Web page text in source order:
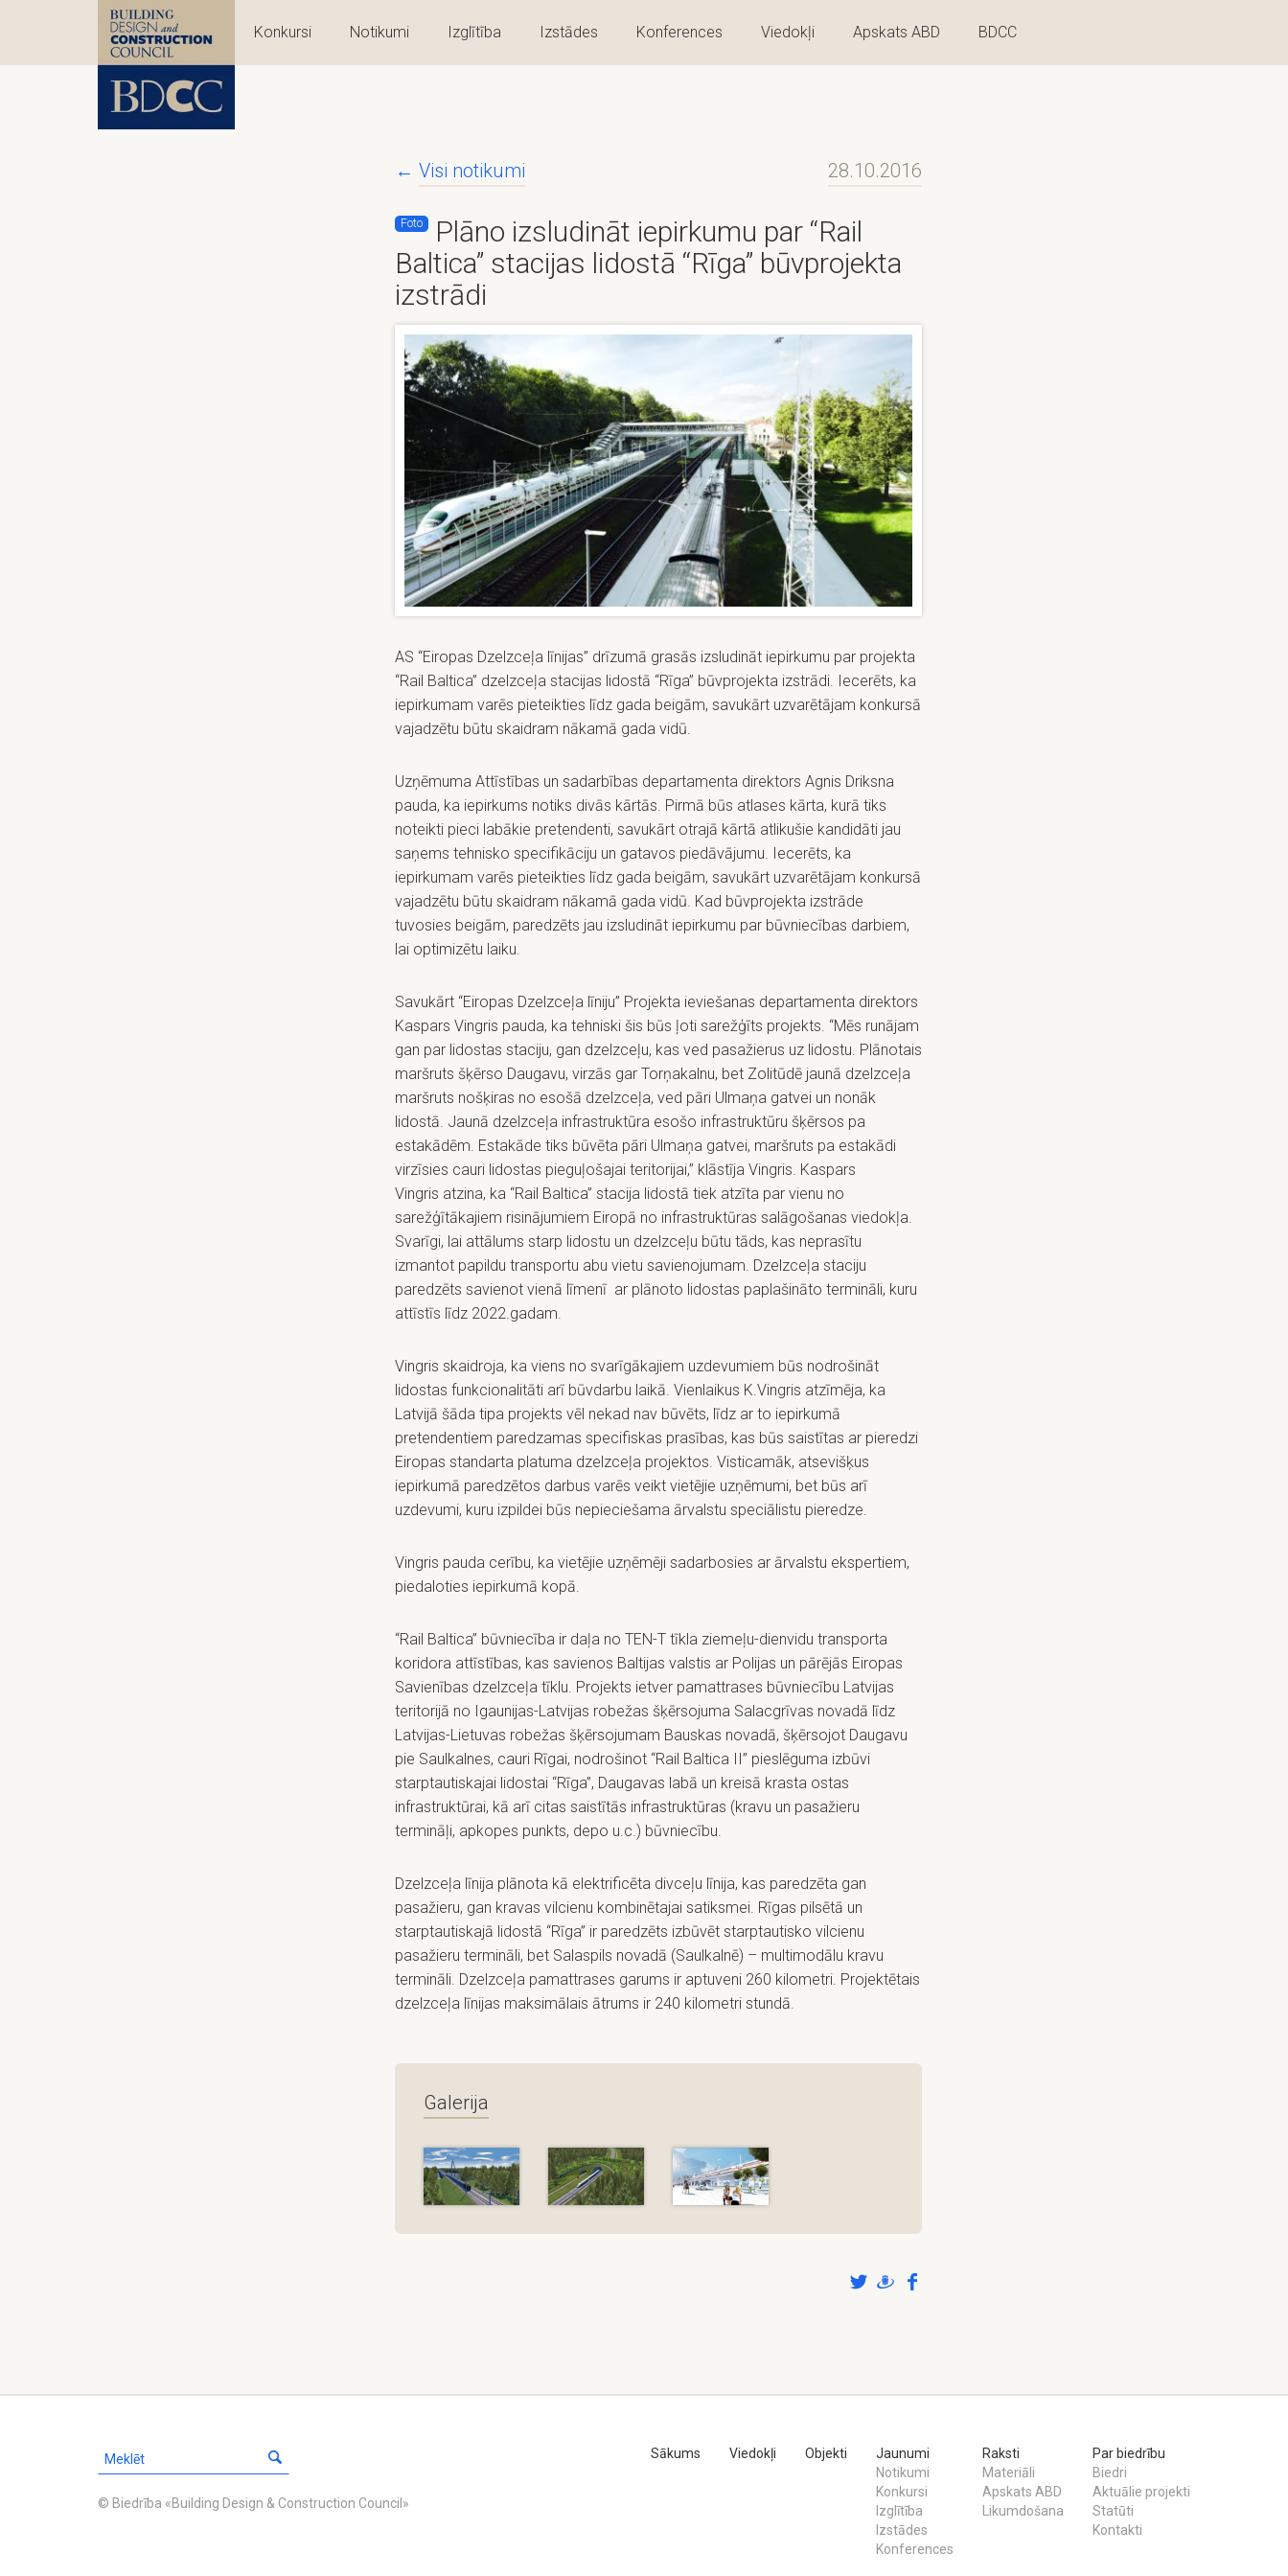
Konkursi Notikumi Izglītība Izstādes Konferences Viedokļi Apskats ABD BDCC
← Visi notikumi 28.10.2016
Foto
Plāno izsludināt iepirkumu par “Rail
Baltica” stacijas lidostā “Rīga” būvprojekta
izstrādi
AS “Eiropas Dzelzceļa līnijas” drīzumā grasās izsludināt iepirkumu par projekta
“Rail Baltica” dzelzceļa stacijas lidostā “Rīga” būvprojekta izstrādi. Iecerēts, ka
iepirkumam varēs pieteikties līdz gada beigām, savukārt uzvarētājam konkursā
vajadzētu būtu skaidram nākamā gada vidū.
Uzņēmuma Attīstības un sadarbības departamenta direktors Agnis Driksna
pauda, ka iepirkums notiks divās kārtās. Pirmā būs atlases kārta, kurā tiks
noteikti pieci labākie pretendenti, savukārt otrajā kārtā atlikušie kandidāti jau
saņems tehnisko specifikāciju un gatavos piedāvājumu. Iecerēts, ka
iepirkumam varēs pieteikties līdz gada beigām, savukārt uzvarētājam konkursā
vajadzētu būtu skaidram nākamā gada vidū. Kad būvprojekta izstrāde
tuvosies beigām, paredzēts jau izsludināt iepirkumu par būvniecības darbiem,
lai optimizētu laiku.
Savukārt “Eiropas Dzelzceļa līniju” Projekta ieviešanas departamenta direktors
Kaspars Vingris pauda, ka tehniski šis būs ļoti sarežģīts projekts. “Mēs runājam
gan par lidostas staciju, gan dzelzceļu, kas ved pasažierus uz lidostu. Plānotais
maršruts šķērso Daugavu, virzās gar Torņakalnu, bet Zolitūdē jaunā dzelzceļa
maršruts nošķiras no esošā dzelzceļa, ved pāri Ulmaņa gatvei un nonāk
lidostā. Jaunā dzelzceļa infrastruktūra esošo infrastruktūru šķērsos pa
estakādēm. Estakāde tiks būvēta pāri Ulmaņa gatvei, maršruts pa estakādi
virzīsies cauri lidostas pieguļošajai teritorijai,” klāstīja Vingris. Kaspars
Vingris atzina, ka “Rail Baltica” stacija lidostā tiek atzīta par vienu no
sarežģītākajiem risinājumiem Eiropā no infrastruktūras salāgošanas viedokļa.
Svarīgi, lai attālums starp lidostu un dzelzceļu būtu tāds, kas neprasītu
izmantot papildu transportu abu vietu savienojumam. Dzelzceļa staciju
paredzēts savienot vienā līmenī ar plānoto lidostas paplašināto termināli, kuru
attīstīs līdz 2022.gadam.
Vingris skaidroja, ka viens no svarīgākajiem uzdevumiem būs nodrošināt
lidostas funkcionalitāti arī būvdarbu laikā. Vienlaikus K.Vingris atzīmēja, ka
Latvijā šāda tipa projekts vēl nekad nav būvēts, līdz ar to iepirkumā
pretendentiem paredzamas specifiskas prasības, kas būs saistītas ar pieredzi
Eiropas standarta platuma dzelzceļa projektos. Visticamāk, atsevišķus
iepirkumā paredzētos darbus varēs veikt vietējie uzņēmumi, bet būs arī
uzdevumi, kuru izpildei būs nepieciešama ārvalstu speciālistu pieredze.
Vingris pauda cerību, ka vietējie uzņēmēji sadarbosies ar ārvalstu ekspertiem,
piedaloties iepirkumā kopā.
“Rail Baltica” būvniecība ir daļa no TEN-T tīkla ziemeļu-dienvidu transporta
koridora attīstības, kas savienos Baltijas valstis ar Polijas un pārējās Eiropas
Savienības dzelzceļa tīklu. Projekts ietver pamattrases būvniecību Latvijas
teritorijā no Igaunijas-Latvijas robežas šķērsojuma Salacgrīvas novadā līdz
Latvijas-Lietuvas robežas šķērsojumam Bauskas novadā, šķērsojot Daugavu
pie Saulkalnes, cauri Rīgai, nodrošinot “Rail Baltica II” pieslēguma izbūvi
starptautiskajai lidostai “Rīga”, Daugavas labā un kreisā krasta ostas
infrastruktūrai, kā arī citas saistītās infrastruktūras (kravu un pasažieru
termināļi, apkopes punkts, depo u.c.) būvniecību.
Dzelzceļa līnija plānota kā elektrificēta divceļu līnija, kas paredzēta gan
pasažieru, gan kravas vilcienu kombinētajai satiksmei. Rīgas pilsētā un
starptautiskajā lidostā “Rīga” ir paredzēts izbūvēt starptautisko vilcienu
pasažieru termināli, bet Salaspils novadā (Saulkalnē) – multimodālu kravu
termināli. Dzelzceļa pamattrases garums ir aptuveni 260 kilometri. Projektētais
dzelzceļa līnijas maksimālais ātrums ir 240 kilometri stundā.
Galerija
© Biedrība «Building Design & Construction Council»
Sākums Viedokļi Objekti
Jaunumi
Notikumi
Konkursi
Izglītība
Izstādes
Konferences
Raksti
Materiāli
Apskats ABD
Likumdošana
Par biedrību
Biedri
Aktuālie projekti
Statūti
Kontakti